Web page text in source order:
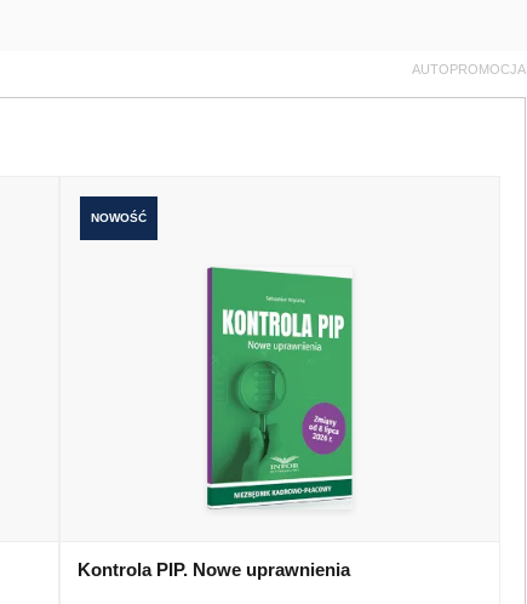
AUTOPROMOCJA
NOWOŚĆ
Kontrola PIP. Nowe uprawnienia